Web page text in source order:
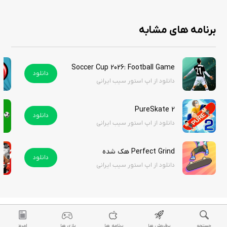
تجربه کامل زندگی یک فوتبالیست حرفه‌ای
امکان هدایت بازیکن در تمامی جنبه‌های بازی
رشد بازیکن از مبتدی تا ستاره جهانی
نمایش محیط‌های ورزشی و بازیکنان با جزئیات بالا
شرکت در لیگ‌ها، جام‌ها و رقابت‌های بین‌المللی
انتخاب تیم، نقل و انتقالات و مدیریت روابط
شامل حالت داستانی و چالش‌های ویژه
ارائه تجربه‌ای نزدیک به واقعیت فوتبال
Soccer Superstar برای هر کسی که رویای تبدیل شدن به یک ستاره فوتبال را
سرگرم‌کننده و اعتیادآور باشد. شما می‌توانید نسخه هک شده آن را از سیب
ایرانی به صورت رایگان دانلود کنید.
برنامه های مشابه
Soccer Cup 2026: Football Game هک شده
دانلود از اپ استور سیب ایرانی
دانلود
PureSkate 2
دانلود از اپ استور سیب ایرانی
دانلود
Perfect Grind هک شده
دانلود از اپ استور سیب ایرانی
دانلود